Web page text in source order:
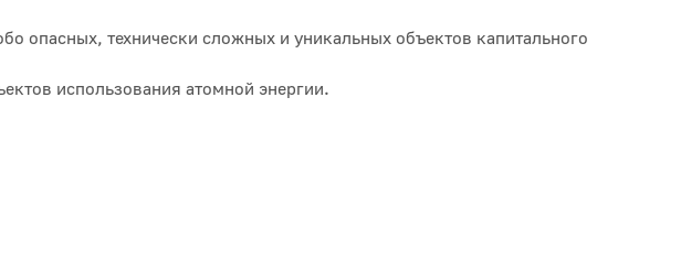
опасных, технически сложных и уникальных объектов капитального
использования атомной энергии.